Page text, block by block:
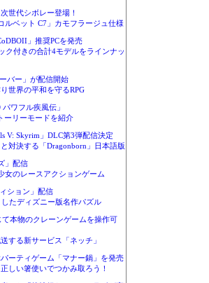
世代シボレー登場！
ルベット C7」カモフラージュ仕様
」推奨PCを発売
ク付きの合計4モデルをラインナッ
バー」が配信開始
世界の平和を守るRPG
ワフル疾風伝」
ーリーモードを紹介
V: Skyrim」DLC第3弾配信決定
対決する「Dragonborn」日本語版
」配信
女のレースアクションゲーム
ション」配信
たディズニー版名作パズル
本物のクレーンゲームを操作可
する新サービス「ネッチ」
ーティゲーム「マナー鍋」を発売
しい箸使いでつかみ取ろう！